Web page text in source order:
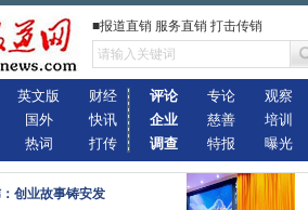
■报道直销 服务直销 打击传销
英文版
国外
热词
财经
快讯
打传
评论
企业
调查
专论
慈善
特报
观察
培训
曝光
创业故事铸安发